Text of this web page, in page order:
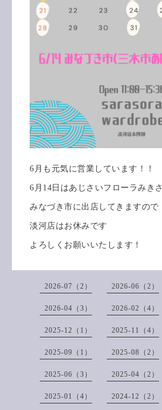
6月も元気に営業しています！！
6月14日はあじさいフローラみき
みなづき市に出店してきますので
淡河店はお休みです
よろしくお願いいたします！
2026-07（2） 2026-06（2）
2026-04（3） 2026-02（4）
2025-12（1） 2025-11（4）
2025-09（1） 2025-08（2）
2025-06（3） 2025-04（2）
2025-01（4） 2024-12（2）